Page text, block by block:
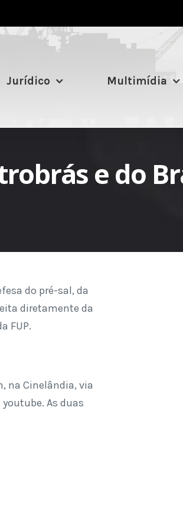
Jurídico Multimídia
e do
do pré-sal, da
diretamente da
FUP.
na Cinelândia, via
As duas